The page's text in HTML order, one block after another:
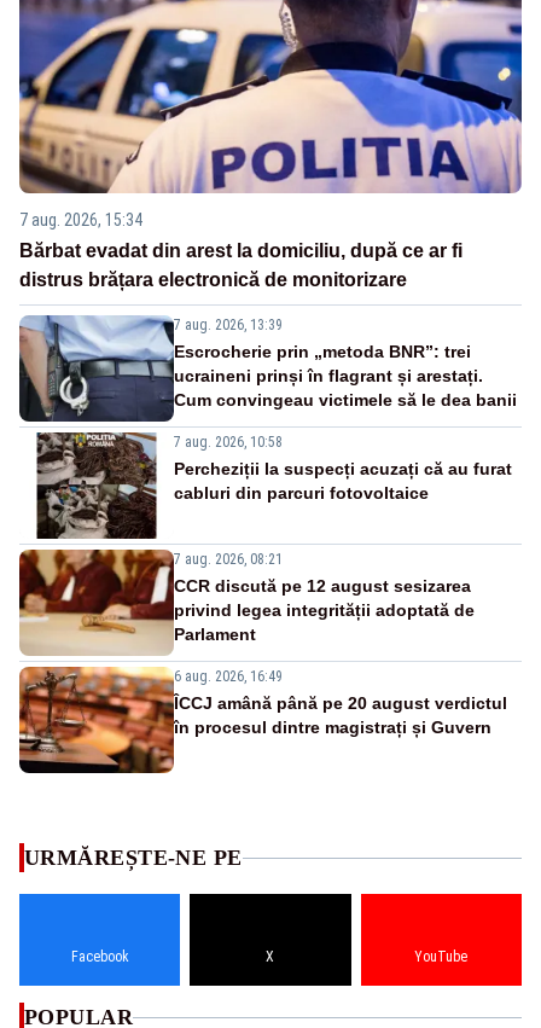
7 aug. 2026, 15:34
Bărbat evadat din arest la domiciliu, după ce ar fi
distrus brățara electronică de monitorizare
7 aug. 2026, 13:39
Escrocherie prin „metoda BNR”: trei
ucraineni prinși în flagrant și arestați.
Cum convingeau victimele să le dea banii
7 aug. 2026, 10:58
Percheziții la suspecți acuzați că au furat
cabluri din parcuri fotovoltaice
7 aug. 2026, 08:21
CCR discută pe 12 august sesizarea
privind legea integrității adoptată de
Parlament
6 aug. 2026, 16:49
ÎCCJ amână până pe 20 august verdictul
în procesul dintre magistrați și Guvern
URMĂREȘTE-NE PE
Facebook X YouTube
POPULAR